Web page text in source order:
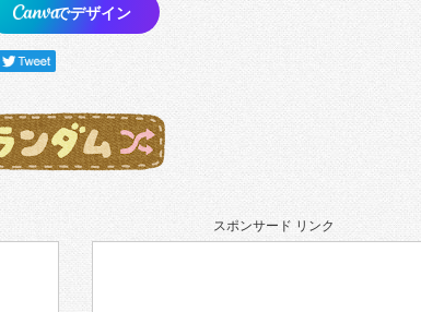
でデザイン
スポンサード リンク